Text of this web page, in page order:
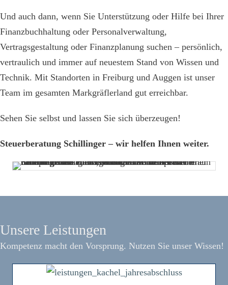
Und auch dann, wenn Sie Unterstützung oder Hilfe bei Ihrer
Finanzbuchhaltung oder Personalverwaltung,
Vertragsgestaltung oder Finanzplanung suchen – persönlich,
vertraulich und immer auf neuestem Stand von Wissen und
Technik. Mit Standorten in Freiburg und Auggen ist unser
Team im gesamten Markgräflerland gut erreichbar.
Sehen Sie selbst und lassen Sie sich überzeugen!
Steuerberatung Schillinger – wir helfen Ihnen weiter.
Unsere Leistungen
Kompetenz macht den Vorsprung. Nutzen Sie unser Wissen!